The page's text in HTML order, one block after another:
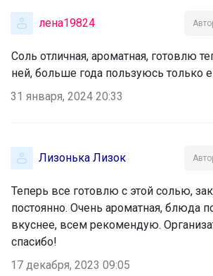
лена19824
Соль отличная, ароматная, готовлю
ней, больше года пользуюсь только
31 января, 2024 20:33
Лизонька Лизок
Теперь все готовлю с этой солью,
постоянно. Очень ароматная, блюда
вкуснее, всем рекомендую.
спасибо!
17 декабря, 2023 09:05